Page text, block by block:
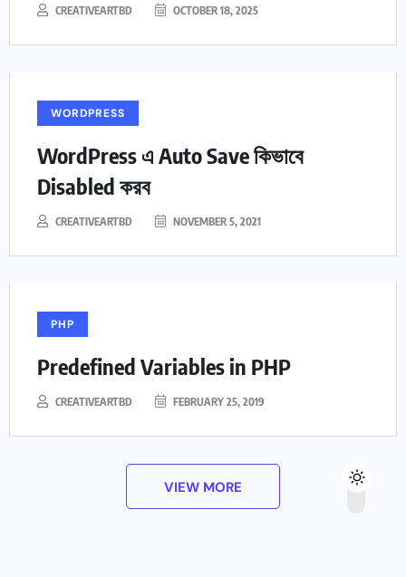
CREATIVEARTBD OCTOBER 18, 2025
WORDPRESS
WordPress এ Auto Save কিভাবে
Disabled করব
CREATIVEARTBD NOVEMBER 5, 2021
PHP
Predefined Variables in PHP
CREATIVEARTBD FEBRUARY 25, 2019
VIEW MORE